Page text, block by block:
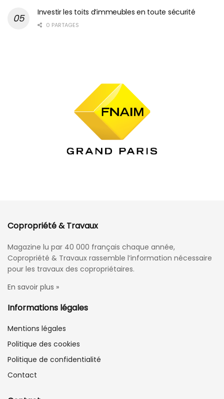
Investir les toits d’immeubles en toute sécurité
0 PARTAGES
Copropriété & Travaux
Magazine lu par 40 000 français chaque année,
Copropriété & Travaux rassemble l’information nécessaire
pour les travaux des copropriétaires.
En savoir plus »
Informations légales
Mentions légales
Politique des cookies
Politique de confidentialité
Contact